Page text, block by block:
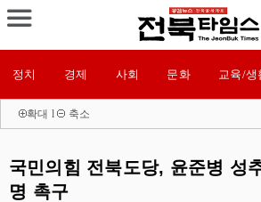
정치 경제 사회 문화 교육/생
확대 l 축소
국민의힘 전북도당, 윤준병 성
명 촉구